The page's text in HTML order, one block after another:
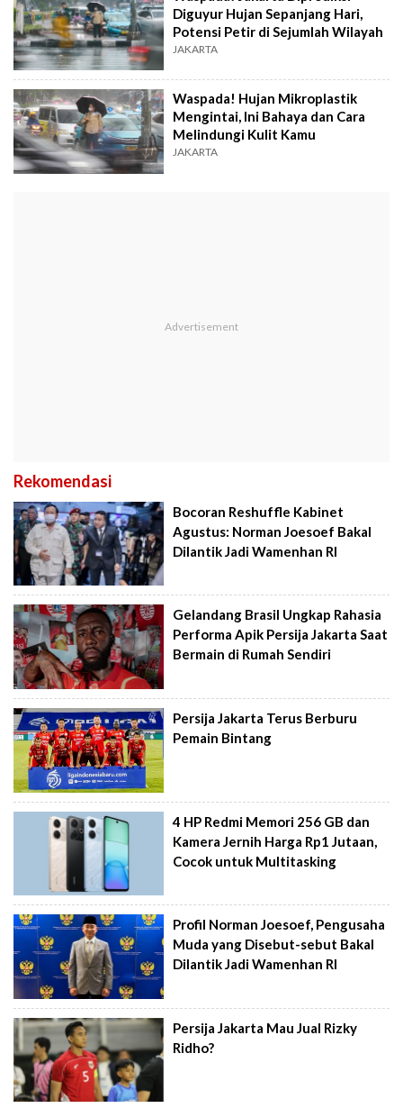
Diguyur Hujan Sepanjang Hari,
Potensi Petir di Sejumlah Wilayah
JAKARTA
Waspada! Hujan Mikroplastik
Mengintai, Ini Bahaya dan Cara
Melindungi Kulit Kamu
JAKARTA
Rekomendasi
Bocoran Reshuffle Kabinet
Agustus: Norman Joesoef Bakal
Dilantik Jadi Wamenhan RI
Gelandang Brasil Ungkap Rahasia
Performa Apik Persija Jakarta Saat
Bermain di Rumah Sendiri
Persija Jakarta Terus Berburu
Pemain Bintang
4 HP Redmi Memori 256 GB dan
Kamera Jernih Harga Rp1 Jutaan,
Cocok untuk Multitasking
Profil Norman Joesoef, Pengusaha
Muda yang Disebut-sebut Bakal
Dilantik Jadi Wamenhan RI
Persija Jakarta Mau Jual Rizky
Ridho?